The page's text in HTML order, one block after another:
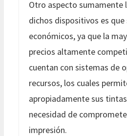
Otro aspecto sumamente
dichos dispositivos es
económicos, ya que la
precios altamente
cuentan con sistemas de
recursos, los cuales
apropiadamente sus
necesidad de
impresión.